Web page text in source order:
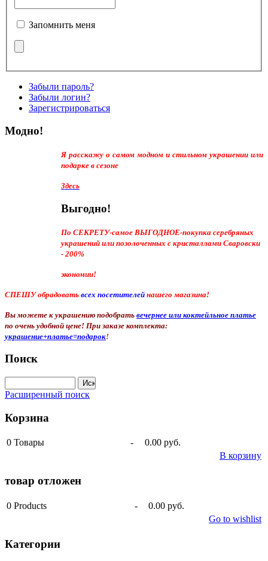
Запомнить меня
Забыли пароль?
Забыли логин?
Зарегистрироваться
Модно!
Я расскажу о самом модном и стильном украшении или
подарке в сезоне
Здесь
Выгодно!
По СЕКРЕТУ-самое ВЫГОДНОЕ-покупка серебряных
украшений или позолоченных с кристаллами Сваровски
- 200%
экономии!
СПЕШУ обрадовать всех посетителей нашего магазина!
Вы можете к украшению подобрать вечернее или коктейльное платье
по очень удобной цене! При заказе комплекта:
украшение+платье=подарок!
Поиск
Расширенный поиск
Корзина
0 Товары -
0.00 руб.
В корзину
товар отложен
0 Products -
0.00 руб.
Go to wishlist
Категории